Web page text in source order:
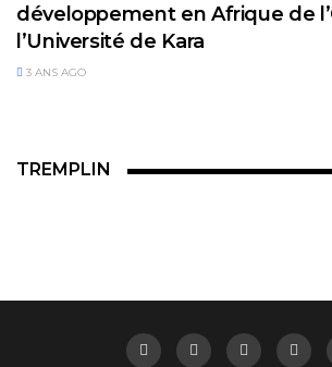
développement en Afrique de
l’Université de Kara
3 ANS AGO
TREMPLIN